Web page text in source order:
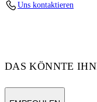
Uns kontaktieren
DAS KÖNNTE